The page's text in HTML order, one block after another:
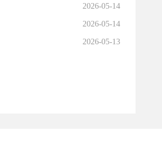
2026-05-14
2026-05-14
2026-05-13